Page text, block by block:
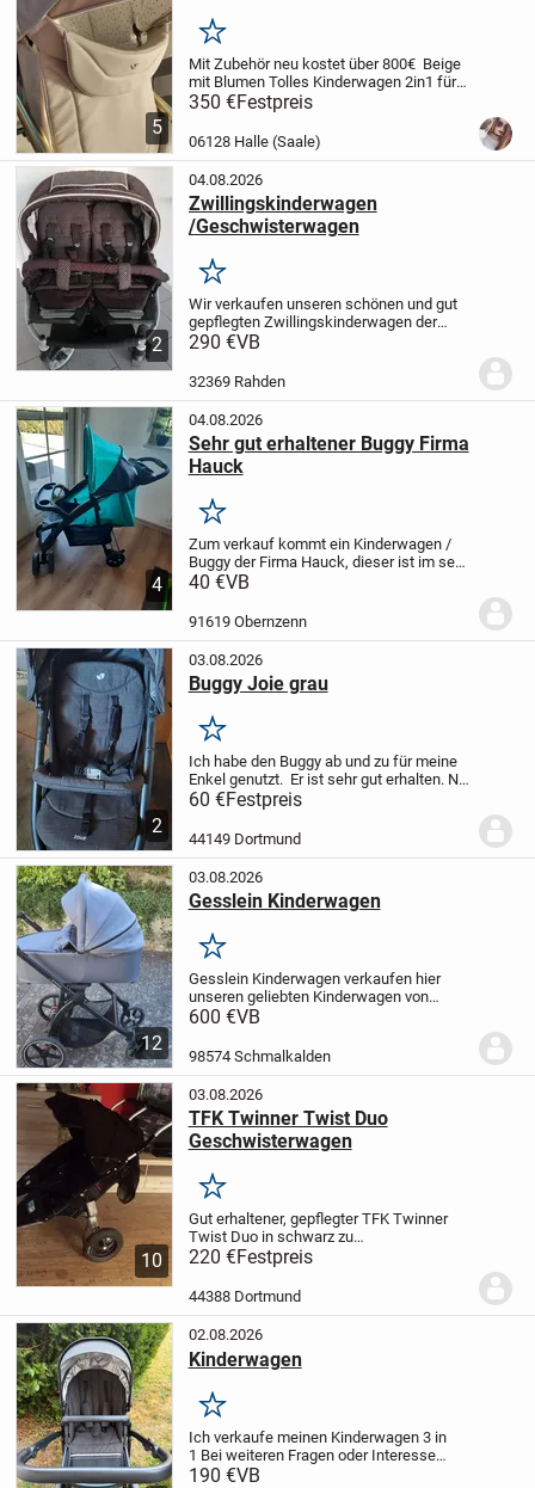
5
Merken
Mit Zubehör neu kostet über 800€ Beige
mit Blumen Tolles Kinderwagen 2in1 für
längeren zeitMeine Tochter ist schon zu
350 €Festpreis
06128 Halle (Saale)
2
04.08.2026
Zwillingskinderwagen
/Geschwisterwagen
Merken
Wir verkaufen unseren schönen und gut
gepflegten Zwillingskinderwagen der
Marke Teutonia. Der Bezug ist dunkel
punkte.Wir haben ihn sowohl im Haus als
auch draußen...
290 €VB
32369 Rahden
4
04.08.2026
Sehr gut erhaltener Buggy Firma
Hauck
Merken
Zum verkauf kommt ein Kinderwagen /
Buggy der Firma Hauck, dieser ist im sehr
guten Zustand, fast wie neu, siehe Bilder
cmMaße aufgebaut 92 x 52 x 106 cm
40 €VB
91619 Obernzenn
2
03.08.2026
Buggy Joie grau
Merken
Ich habe den Buggy ab und zu für meine
Enkel genutzt. Er ist sehr gut erhalten. Nur
Abholung in Dortmund-Dorstfeld, kein
60 €Festpreis
44149 Dortmund
12
03.08.2026
Gesslein Kinderwagen
Merken
Gesslein Kinderwagen verkaufen hier
unseren geliebten Kinderwagen von
Gesslein inklusive
Sportsitz und Buggyaufsatz der bis
genutzt...
600 €VB
98574 Schmalkalden
10
03.08.2026
TFK Twinner Twist Duo
Geschwisterwagen
Merken
Gut erhaltener, gepflegter TFK Twinner
Twist Duo in schwarz zu
verkaufen,Dieses Modell ist sehr leicht.
Lässt sich gut zusammenfalten.
diverse Funktionen (Sitz- und
220 €Festpreis
44388 Dortmund
02.08.2026
Kinderwagen
Merken
Ich verkaufe meinen Kinderwagen 3 in
1 Bei weiteren Fragen oder Interesse
gerne melden.
190 €VB